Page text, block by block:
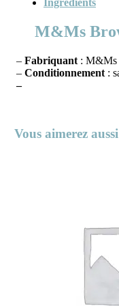
Ingrédients
M&Ms
– Fabriquant : M&Ms
– Conditionnement :
–
Vous aimerez aussi